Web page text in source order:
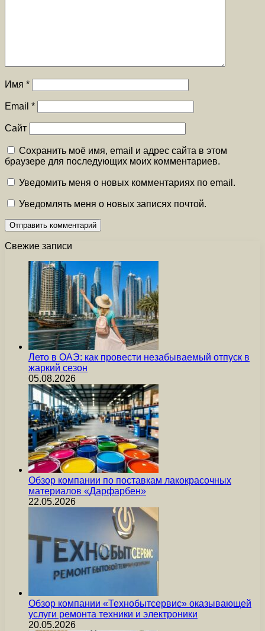
Имя *
Email *
Сайт
Сохранить моё имя, email и адрес сайта в этом
браузере для последующих моих комментариев.
Уведомить меня о новых комментариях по email.
Уведомлять меня о новых записях почтой.
Свежие записи
Лето в ОАЭ: как провести незабываемый отпуск в
жаркий сезон
05.08.2026
Обзор компании по поставкам лакокрасочных
материалов «Дарфарбен»
22.05.2026
Обзор компании «Технобытсервис» оказывающей
услуги ремонта техники и электроники
20.05.2026